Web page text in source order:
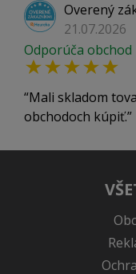
Overený
21.07.2026
Odporúča obchod
Mali skladom
obchodoch kúpiť.